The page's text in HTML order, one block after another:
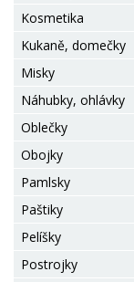
Kosmetika
Kukaně, domečky
Misky
Náhubky, ohlávky
Oblečky
Obojky
Pamlsky
Paštiky
Pelíšky
Postrojky